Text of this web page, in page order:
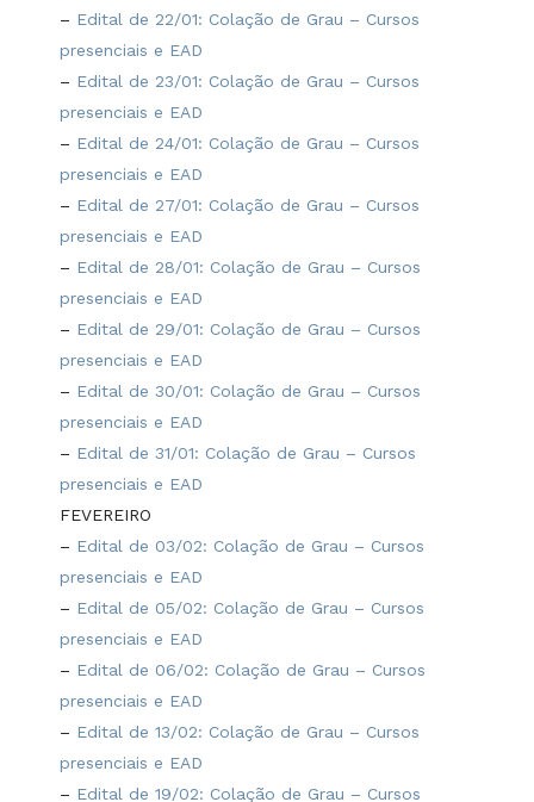
– Edital de 22/01: Colação de Grau – Cursos
presenciais e EAD
– Edital de 23/01: Colação de Grau – Cursos
presenciais e EAD
– Edital de 24/01: Colação de Grau – Cursos
presenciais e EAD
– Edital de 27/01: Colação de Grau – Cursos
presenciais e EAD
– Edital de 28/01: Colação de Grau – Cursos
presenciais e EAD
– Edital de 29/01: Colação de Grau – Cursos
presenciais e EAD
– Edital de 30/01: Colação de Grau – Cursos
presenciais e EAD
– Edital de 31/01: Colação de Grau – Cursos
presenciais e EAD
FEVEREIRO
– Edital de 03/02: Colação de Grau – Cursos
presenciais e EAD
– Edital de 05/02: Colação de Grau – Cursos
presenciais e EAD
– Edital de 06/02: Colação de Grau – Cursos
presenciais e EAD
– Edital de 13/02: Colação de Grau – Cursos
presenciais e EAD
– Edital de 19/02: Colação de Grau – Cursos